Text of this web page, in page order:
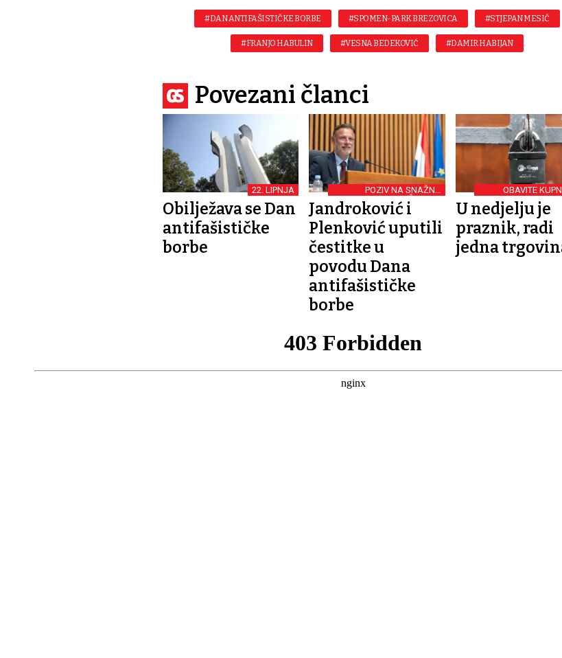
#DAN ANTIFAŠISTIČKE BORBE #SPOMEN-PARK BREZOVICA #STJEPAN MESIĆ
#FRANJO HABULIN #VESNA BEDEKOVIĆ #DAMIR HABIJAN
Povezani članci
22. LIPNJA
Obilježava se Dan
antifašističke
borbe
POZIV NA SNAŽNU
PRIVRŽENOST
Jandroković i
Plenković uputili
čestitke u
povodu Dana
antifašističke
borbe
OBAVITE
U nedjelju je
praznik, radi
jedna